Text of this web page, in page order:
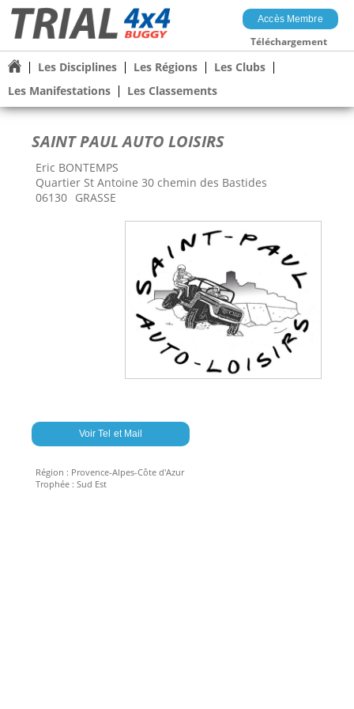
Accès Membre
Téléchargement
Les Disciplines Les Régions
Les Clubs
Les Manifestations
Les Classements
SAINT PAUL AUTO LOISIRS
Eric BONTEMPS
Quartier St Antoine 30 chemin des Bastides
06130 GRASSE
Voir Tel et Mail
Région : Provence-Alpes-Côte d'Azur
Trophée : Sud Est